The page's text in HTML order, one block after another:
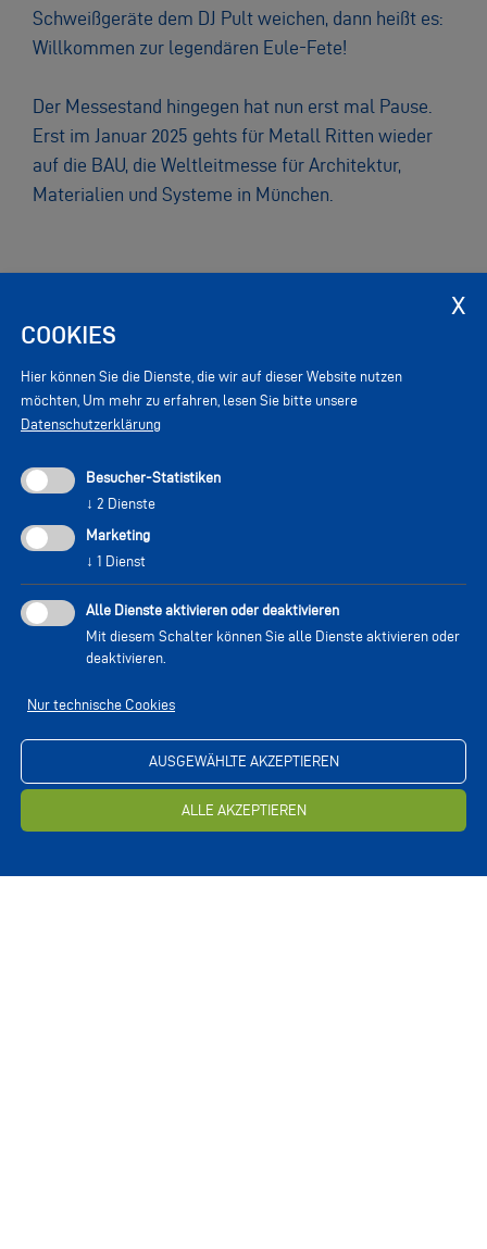
Schweißgeräte dem DJ Pult weichen, dann heißt es:
Willkommen zur legendären Eule-Fete!
Der Messestand hingegen hat nun erst mal Pause.
Erst im Januar 2025 gehts für Metall Ritten wieder
auf die BAU, die Weltleitmesse für Architektur,
Materialien und Systeme in München.
COOKIES
Hier können Sie die Dienste, die wir auf dieser Website nutzen
möchten, Um mehr zu erfahren, lesen Sie bitte unsere
Datenschutzerklärung
Besucher-Statistiken
↓ 2 Dienste
Marketing
↓ 1 Dienst
Alle Dienste aktivieren oder deaktivieren
Mit diesem Schalter können Sie alle Dienste aktivieren oder
deaktivieren.
Nur technische Cookies
AUSGEWÄHLTE AKZEPTIEREN
ALLE AKZEPTIEREN